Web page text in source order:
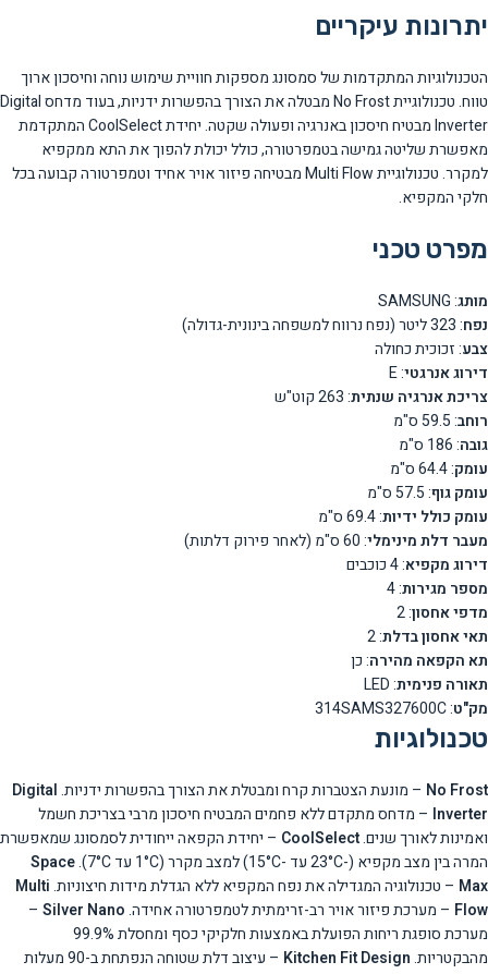
יתרונות עיקריים
הטכנולוגיות המתקדמות של סמסונג מספקות חוויית שימוש נוחה וחיסכון ארוך
טווח. טכנולוגיית No Frost מבטלה את הצורך בהפשרות ידניות, בעוד מדחס Digital
Inverter מבטיח חיסכון באנרגיה ופעולה שקטה. יחידת CoolSelect המתקדמת
מאפשרת שליטה גמישה בטמפרטורה, כולל יכולת להפוך את התא ממקפיא
למקרר. טכנולוגיית Multi Flow מבטיחה פיזור אויר אחיד וטמפרטורה קבועה בכל
חלקי המקפיא.
מפרט טכני
מותג: SAMSUNG
נפח: 323 ליטר (נפח נרווח למשפחה בינונית-גדולה)
צבע: זכוכית כחולה
דירוג אנרגטי: E
צריכת אנרגיה שנתית: 263 קוט"ש
רוחב: 59.5 ס"מ
גובה: 186 ס"מ
עומק: 64.4 ס"מ
עומק גוף: 57.5 ס"מ
עומק כולל ידיות: 69.4 ס"מ
מעבר דלת מינימלי: 60 ס"מ (לאחר פירוק דלתות)
דירוג מקפיא: 4 כוכבים
מספר מגירות: 4
מדפי אחסון: 2
תאי אחסון בדלת: 2
תא הקפאה מהירה: כן
תאורה פנימית: LED
מק"ט: 314SAMS327600C
טכנולוגיות
No Frost – מונעת הצטברות קרח ומבטלת את הצורך בהפשרות ידניות.Digital
Inverter – מדחס מתקדם ללא פחמים המבטיח חיסכון מרבי בצריכת חשמל
ואמינות לאורך שנים.CoolSelect – יחידת הקפאה ייחודית לסמסונג שמאפשרת
המרה בין מצב מקפיא (-23°C עד -15°C) למצב מקרר (1°C עד 7°C).
Space
Max – טכנולוגיה המגדילה את נפח המקפיא ללא הגדלת מידות חיצוניות.Multi
Flow – מערכת פיזור אויר רב-זרימתית לטמפרטורה אחידה.Silver Nano
–
מערכת סופגת ריחות הפועלת באמצעות חלקיקי כסף ומחסלת 99.9%
מהבקטריות.Kitchen Fit Design
– עיצוב דלת שטוחה הנפתחת ב-90 מעלות